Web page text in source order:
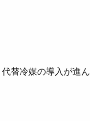
替冷媒の導入が進ん